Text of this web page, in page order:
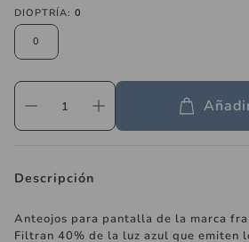
DIOPTRÍA: 0
0
Descripción
Anteojos para pantalla de la marca
Filtran 40% de la luz azul que emiten